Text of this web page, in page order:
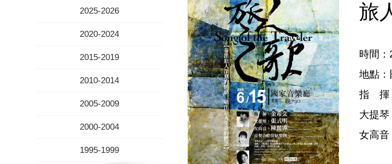
2025-2026
2020-2024
2015-2019
2010-2014
2005-2009
2000-2004
1995-1999
旅
時間
地點：
指 揮
大提琴
女高音